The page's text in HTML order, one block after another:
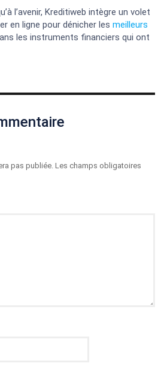
l’avenir, Kreditiweb intègre un volet
en ligne pour dénicher les meilleurs
les instruments financiers qui ont
pas publiée. Les champs obligatoires